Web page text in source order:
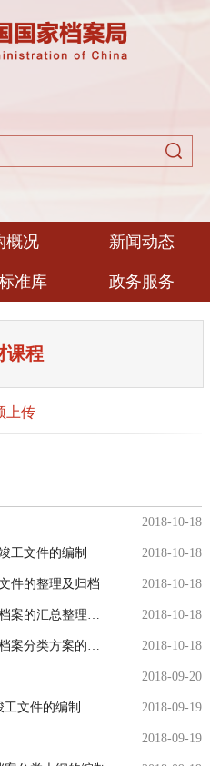
概况 新闻动态
准库 政务服务
课程
上传
2018-10-18
2018-10-18
工文件的编制
2018-10-18
件的整理及归档
2018-10-18
工程项目档案整理简介-工程项目档案的汇总整理及移交
2018-10-18
2018-09-20
2018-09-19
文件的编制
2018-09-19